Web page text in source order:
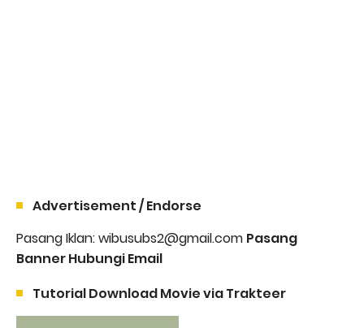
Advertisement / Endorse
Pasang Iklan: wibusubs2@gmail.com Pasang
Banner Hubungi Email
Tutorial Download Movie via Trakteer